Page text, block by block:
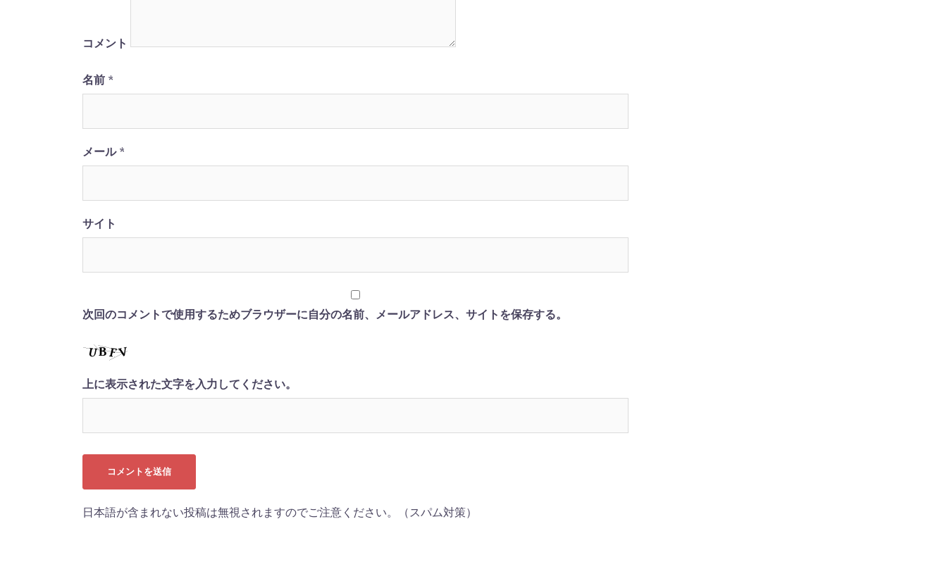
シ
ョ
ン
コメント
名前 *
メール *
サイト
次回のコメントで使用するためブラウザーに自分の名前、メールアドレス、サイトを保存する。
上に表示された文字を入力してください。
日本語が含まれない投稿は無視されますのでご注意ください。（スパム対策）